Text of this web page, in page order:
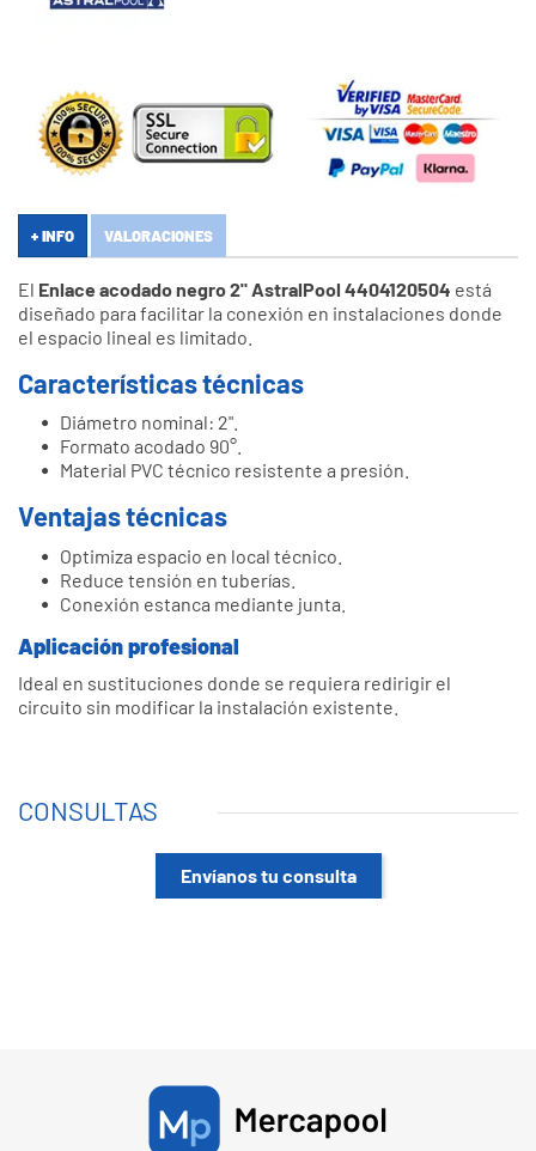
+ INFO VALORACIONES
El Enlace acodado negro 2" AstralPool 4404120504 está
diseñado para facilitar la conexión en instalaciones donde
el espacio lineal es limitado.
Características técnicas
Diámetro nominal: 2".
Formato acodado 90°.
Material PVC técnico resistente a presión.
Ventajas técnicas
Optimiza espacio en local técnico.
Reduce tensión en tuberías.
Conexión estanca mediante junta.
Aplicación profesional
Ideal en sustituciones donde se requiera redirigir el
circuito sin modificar la instalación existente.
CONSULTAS
Envíanos tu consulta